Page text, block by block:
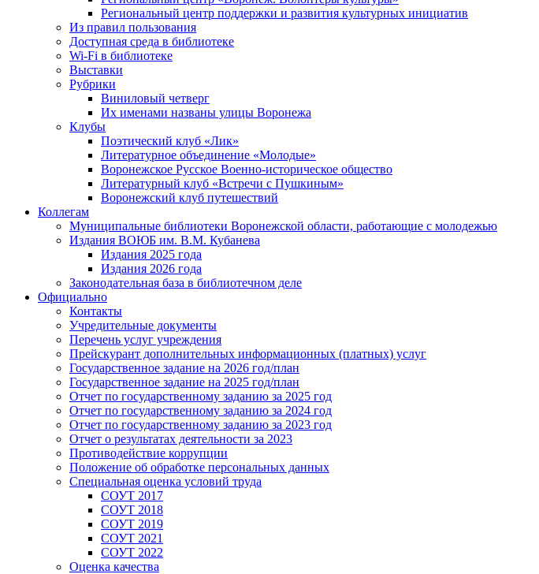
Региональный центр поддержки и развития культурных инициатив
Из правил пользования
Доступная среда в библиотеке
Wi-Fi в библиотеке
Выставки
Рубрики
Виниловый четверг
Их именами названы улицы Воронежа
Клубы
Поэтический клуб «Лик»
Литературное объединение «Молодые»
Воронежское Русское Военно-историческое общество
Литературный клуб «Встречи с Пушкиным»
Воронежский клуб путешествий
Коллегам
Муниципальные библиотеки Воронежской области, работающие с молодежью
Издания ВОЮБ им. В.М. Кубанева
Издания 2025 года
Издания 2026 года
Законодательная база в библиотечном деле
Официально
Контакты
Учредительные документы
Перечень услуг учреждения
Прейскурант дополнительных информационных (платных) услуг
Государственное задание на 2026 год/план
Государственное задание на 2025 год/план
Отчет по государственному заданию за 2025 год
Отчет по государственному заданию за 2024 год
Отчет по государственному заданию за 2023 год
Отчет о результатах деятельности за 2023
Противодействие коррупции
Положение об обработке персональных данных
Специальная оценка условий труда
СОУТ 2017
СОУТ 2018
СОУТ 2019
СОУТ 2021
СОУТ 2022
Оценка качества